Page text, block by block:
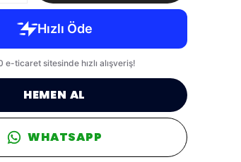
HEMEN AL
WHATSAPP